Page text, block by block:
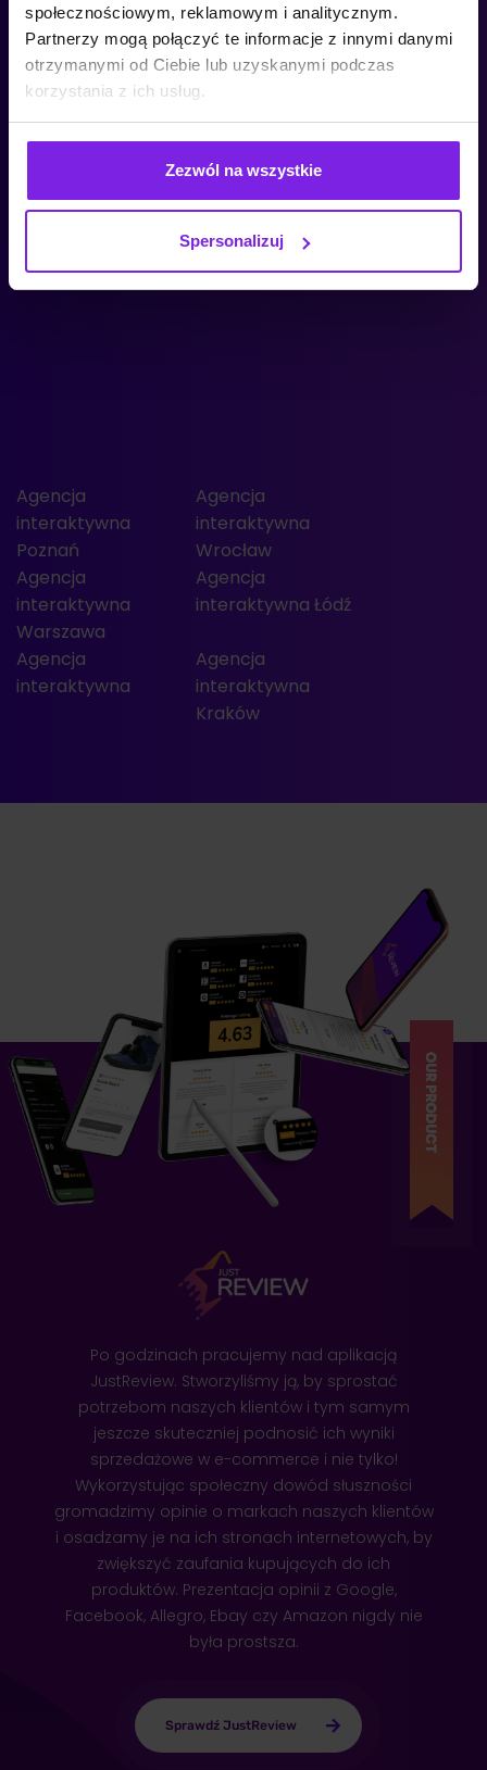
społecznościowym, reklamowym i analitycznym.
Partnerzy mogą połączyć te informacje z innymi danymi
otrzymanymi od Ciebie lub uzyskanymi podczas
korzystania z ich usług.
Zezwól na wszystkie
Spersonalizuj
Agencja
interaktywna
Poznań
Agencja
interaktywna
Wrocław
Agencja
interaktywna
Warszawa
Agencja
interaktywna Łódź
Agencja
interaktywna
Agencja
interaktywna
Kraków
Po godzinach pracujemy nad aplikacją
JustReview. Stworzyliśmy ją, by sprostać
potrzebom naszych klientów i tym samym
jeszcze skuteczniej podnosić ich wyniki
sprzedażowe w e-commerce i nie tylko!
Wykorzystując społeczny dowód słuszności
gromadzimy opinie o markach naszych klientów
i osadzamy je na ich stronach internetowych, by
zwiększyć zaufania kupujących do ich
produktów. Prezentacja opinii z Google,
Facebook, Allegro, Ebay czy Amazon nigdy nie
była prostsza.
Sprawdź JustReview